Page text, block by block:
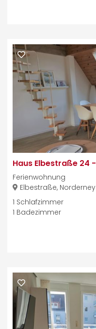
Haus Elbestraße 24 -
Ferienwohnung
Elbestraße, Norderney
1 Schlafzimmer
1 Badezimmer